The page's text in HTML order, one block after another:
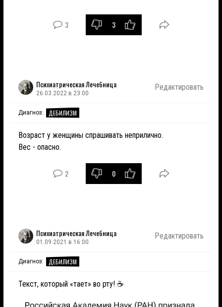
3 3
Психиатрическая Лечебница
26.03.2022 в 23:00
Редактировать
Диагноз: ДЕБИЛИЗМ
Возраст у женщины спрашивать неприлично.
Вес - опасно.
2 0
Психиатрическая Лечебница
01.09.2021 в 16:00
Редактировать
Диагноз: ДЕБИЛИЗМ
Текст, который «тает» во рту! ☕️